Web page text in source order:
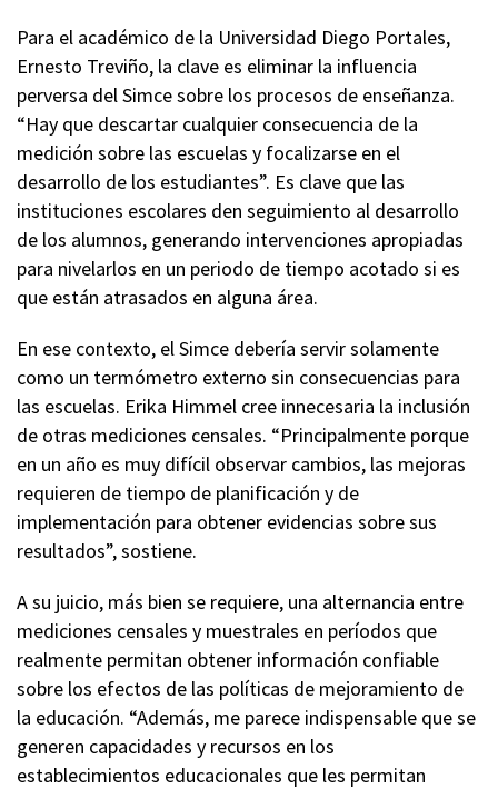
Para el académico de la Universidad Diego Portales,
Ernesto Treviño, la clave es eliminar la influencia
perversa del Simce sobre los procesos de enseñanza.
“Hay que descartar cualquier consecuencia de la
medición sobre las escuelas y focalizarse en el
desarrollo de los estudiantes”. Es clave que las
instituciones escolares den seguimiento al desarrollo
de los alumnos, generando intervenciones apropiadas
para nivelarlos en un periodo de tiempo acotado si es
que están atrasados en alguna área.
En ese contexto, el Simce debería servir solamente
como un termómetro externo sin consecuencias para
las escuelas. Erika Himmel cree innecesaria la inclusión
de otras mediciones censales. “Principalmente porque
en un año es muy difícil observar cambios, las mejoras
requieren de tiempo de planificación y de
implementación para obtener evidencias sobre sus
resultados”, sostiene.
A su juicio, más bien se requiere, una alternancia entre
mediciones censales y muestrales en períodos que
realmente permitan obtener información confiable
sobre los efectos de las políticas de mejoramiento de
la educación. “Además, me parece indispensable que se
generen capacidades y recursos en los
establecimientos educacionales que les permitan